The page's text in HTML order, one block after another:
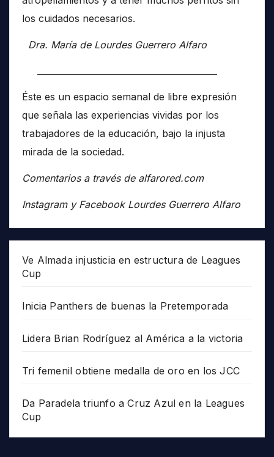
los cuidados necesarios.
Dra. María de Lourdes Guerrero Alfaro
Éste es un espacio semanal de libre expresión
que señala las experiencias vividas por los
trabajadores de la educación, bajo la injusta
mirada de la sociedad.
Comentarios a través de alfarored.com
Instagram y Facebook Lourdes Guerrero Alfaro
Ve Almada injusticia en estructura de Leagues
Cup
Inicia Panthers de buenas la Pretemporada
Lidera Brian Rodríguez al América a la victoria
Tri femenil obtiene medalla de oro en los JCC
Da Paradela triunfo a Cruz Azul en la Leagues
Cup